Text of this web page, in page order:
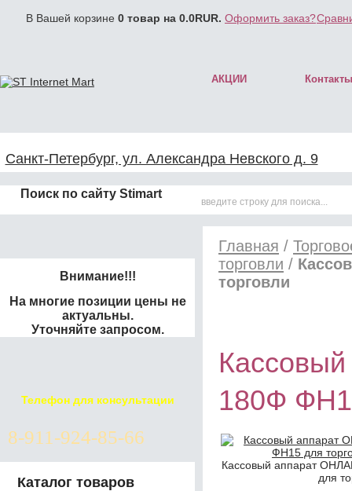
В Вашей корзине 0 товар на 0.0RUR. Оформить заказ?
АКЦИИ Контакты
Санкт-Петербург, ул. Александра Невского д. 9
Поиск по сайту Stimart
Внимание!!!
На многие позиции цены не
актуальны.
Уточняйте запросом.
Телефон для консультации
8-911-924-85-66
Каталог товаров
Главная /
торговли /
торговли
180Ф
Кассовый аппарат
для